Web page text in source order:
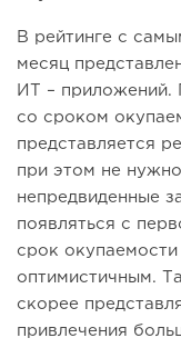
В рейтинге с
месяц
ИТ – приложений.
со сроком
представляется
при этом не
непредвиденные
появляться с
срок
оптимистичным.
скорее
привлечения